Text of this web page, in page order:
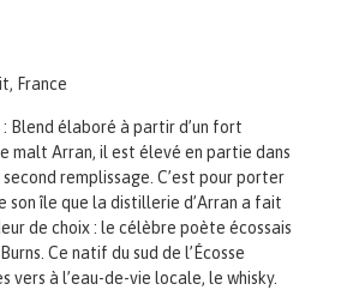
France
Blend élaboré à partir d’un fort
malt Arran, il est élevé en partie dans
remplissage. C’est pour porter
son île que la distillerie d’Arran a fait
de choix : le célèbre poète écossais
Ce natif du sud de l’Écosse
vers à l’eau-de-vie locale, le whisky.